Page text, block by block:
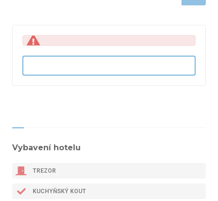
Vybavení hotelu
TREZOR
KUCHYŇSKÝ KOUT